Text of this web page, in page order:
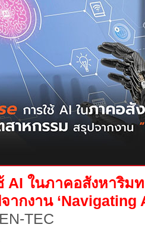
AI ในภาคอสังหาริม
ากงาน ‘Navigating
TEC